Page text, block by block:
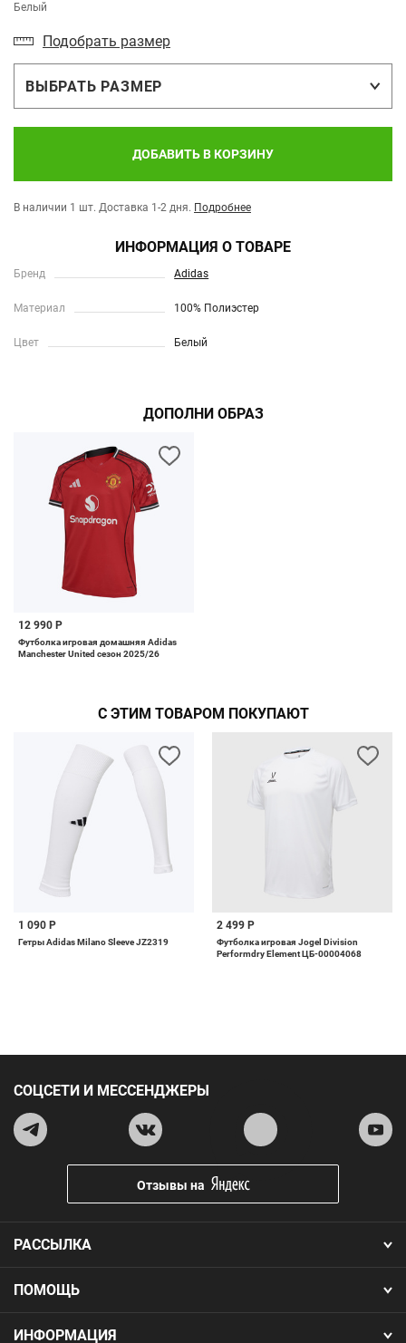
Белый
Подобрать размер
ВЫБРАТЬ РАЗМЕР
ДОБАВИТЬ В КОРЗИНУ
В наличии 1 шт. Доставка 1-2 дня. Подробнее
ИНФОРМАЦИЯ О ТОВАРЕ
Бренд Adidas
Материал 100% Полиэстер
Цвет Белый
ДОПОЛНИ ОБРАЗ
12 990 Р
Футболка игровая домашняя Adidas
Manchester United сезон 2025/26
С ЭТИМ ТОВАРОМ ПОКУПАЮТ
1 090 Р
Гетры Adidas Milano Sleeve JZ2319
2 499 Р
Футболка игровая Jogel Division
Performdry Element ЦБ-00004068
ПОМОЩЬ
ИНФОРМАЦИЯ
РАССЫЛКА
СОЦСЕТИ И МЕССЕНДЖЕРЫ
Отзывы на